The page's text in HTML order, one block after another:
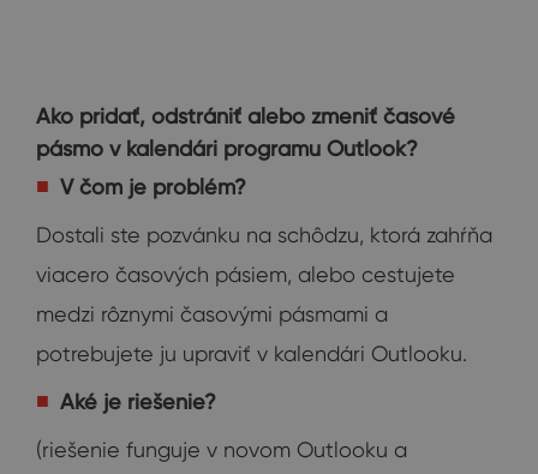
Ako pridať, odstrániť alebo zmeniť časové
pásmo v kalendári programu Outlook?
V čom je problém?
Dostali ste pozvánku na schôdzu, ktorá zahŕňa
viacero časových pásiem, alebo cestujete
medzi rôznymi časovými pásmami a
potrebujete ju upraviť v kalendári Outlooku.
Aké je riešenie?
(riešenie funguje v novom Outlooku a